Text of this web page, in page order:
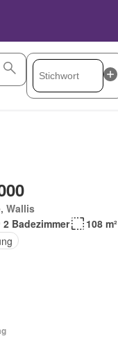
Wallis
2 Badezimmer
108 m²